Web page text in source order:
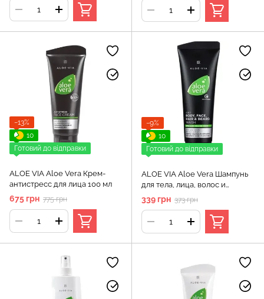
−13%
10
Готовий до відправки
ALOE VIA Aloe Vera Крем-
антистресс для лица 100 мл
675 грн 775 грн
−9%
10
Готовий до відправки
ALOE VIA Aloe Vera Шампунь
для тела, лица, волос и
339 грн 373 грн